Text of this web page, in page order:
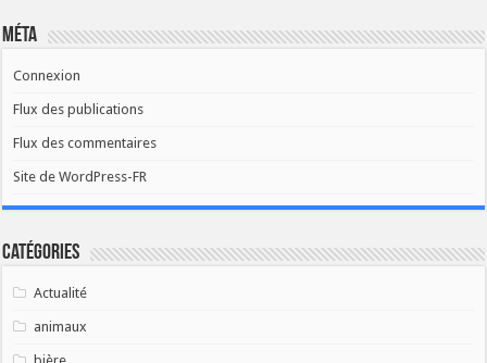
Méta
Connexion
Flux des publications
Flux des commentaires
Site de WordPress-FR
Catégories
Actualité
animaux